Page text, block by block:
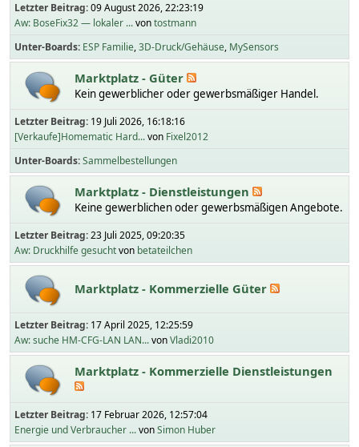
Letzter Beitrag:09 August 2026, 22:23:19
Aw: BoseFix32 — lokaler ...vontostmann
Unter-Boards ESP Familie 3D-Druck/Gehäuse MySensors
Marktplatz - Güter
Kein gewerblicher oder gewerbsmäßiger Handel.
Letzter Beitrag: 19 Juli 2026, 16:18:16
[Verkaufe]Homematic Hard...von Fixel2012
Unter-Boards Sammelbestellungen
Marktplatz - Dienstleistungen
Keine gewerblichen oder gewerbsmäßigen Angebote.
Letzter Beitrag:23 Juli 2025, 09:20:35
Aw: Druckhilfe gesuchtvon betateilchen
Marktplatz - Kommerzielle Güter
Letzter Beitrag: 17 April 2025, 12:25:59
Aw: suche HM-CFG-LAN LAN...vonVladi2010
Marktplatz - Kommerzielle Dienstleistungen
Letzter Beitrag: 17 Februar 2026, 12:57:04
Energie und Verbraucher ...vonSimon Huber